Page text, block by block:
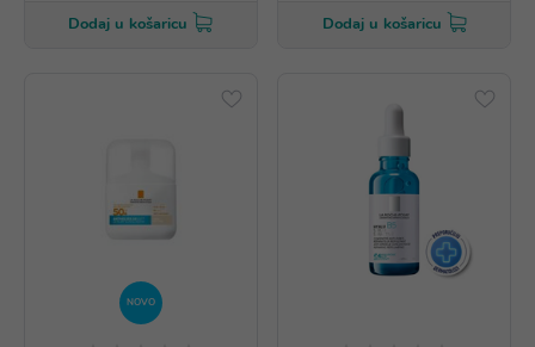
Dodaj u košaricu Dodaj u košaricu
NOVO